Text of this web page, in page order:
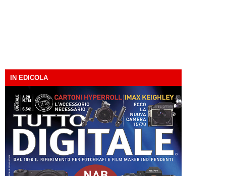
IN EDICOLA